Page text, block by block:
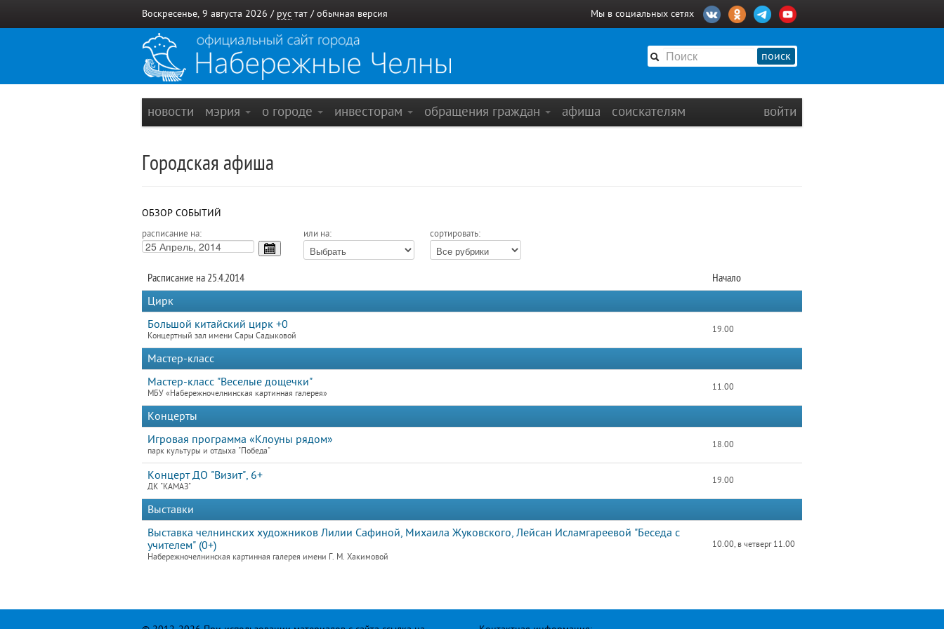
Воскресенье, 9 августа 2026 / рус тат / обычная версия Мы в социальных сетях
поиск
новости мэрия о городе инвесторам обращения граждан афиша соискателям войти
Городская афиша
ОБЗОР СОБЫТИЙ
расписание на: или на: сортировать:
Расписание на 25.4.2014
Начало
Цирк
Большой китайский цирк +0
Концертный зал имени Сары Садыковой
19.00
Мастер-класс
Мастер-класс "Веселые дощечки"
МБУ «Набережночелнинская картинная галерея»
11.00
Концерты
Игровая программа «Клоуны рядом»
парк культуры и отдыха "Победа"
18.00
Концерт ДО "Визит", 6+
ДК "КАМАЗ"
19.00
Выставки
Выставка челнинских художников Лилии Сафиной, Михаила Жуковского, Лейсан Исламгареевой "Беседа с
учителем" (0+)
Набережночелнинская картинная галерея имени Г. М. Хакимовой
10.00, в четверг 11.00